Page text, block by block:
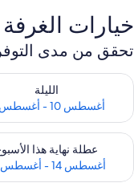
خيارات الغرفة
تحقق من مدى التوفر
الليلة
أغسطس 10 - أغسطس 11
تحقق من مدى التوفر لليلة
عطلة نهاية هذا
أغسطس 14 - أغسطس 16
تحقق من مدى التوفر لعطلة